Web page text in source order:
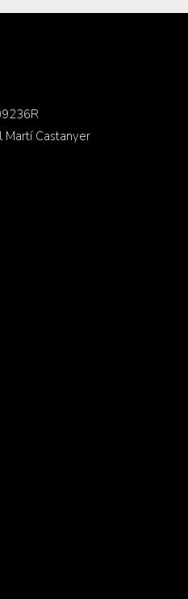
Martí Castanyer